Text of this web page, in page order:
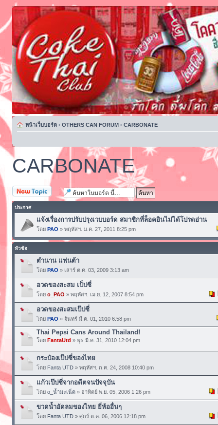
หน้าเว็บบอร์ด ‹ OTHERS CAN FORUM ‹ CARBONATE
CARBONATE
ตั้งกระทู้ใหม่
ประกาศ
แจ้งเรื่องการปรับปรุงเวบบอร์ด สมาชิกที่ล็อคอินไม่ได้โปรดอ่าน
โดย PAO » พฤหัสฯ. ม.ค. 27, 2011 8:25 pm
หัวข้อ
ตำนาน แฟนต้า
โดย PAO » เสาร์ ต.ค. 03, 2009 3:13 am
อวดของสะสม เป็ปซี่
โดย o_PAO » พฤหัสฯ. เม.ย. 12, 2007 8:54 pm
อวดของสะสมเป๊ปซี่
โดย PAO » จันทร์ มี.ค. 01, 2010 6:58 pm
Thai Pepsi Cans Around Thailand!
โดย FantaUtd » พุธ มี.ค. 31, 2010 12:04 pm
กระป๋องเป๊ปซี่ของไทย
โดย Fanta UTD» พฤหัสฯ. ก.ค. 24, 2008 10:40 pm
แก้วเป๊ปซี่จากอดีตจนปัจจุบัน
โดย o_น้ำมะเน็ด» อาทิตย์ พ.ย. 05, 2006 1:26 pm
ขวดน้ำอัดลมของไทย ยี่ห้ออื่นๆ
โดย Fanta UTD» ศุกร์ ต.ค. 06, 2006 12:18 pm